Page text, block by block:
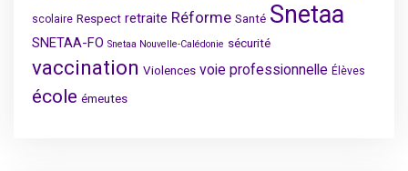
scolaire Respect retraite Réforme Santé Snetaa
SNETAA-FO Snetaa Nouvelle-Calédonie sécurité
vaccination Violences voie professionnelle Élèves
école émeutes